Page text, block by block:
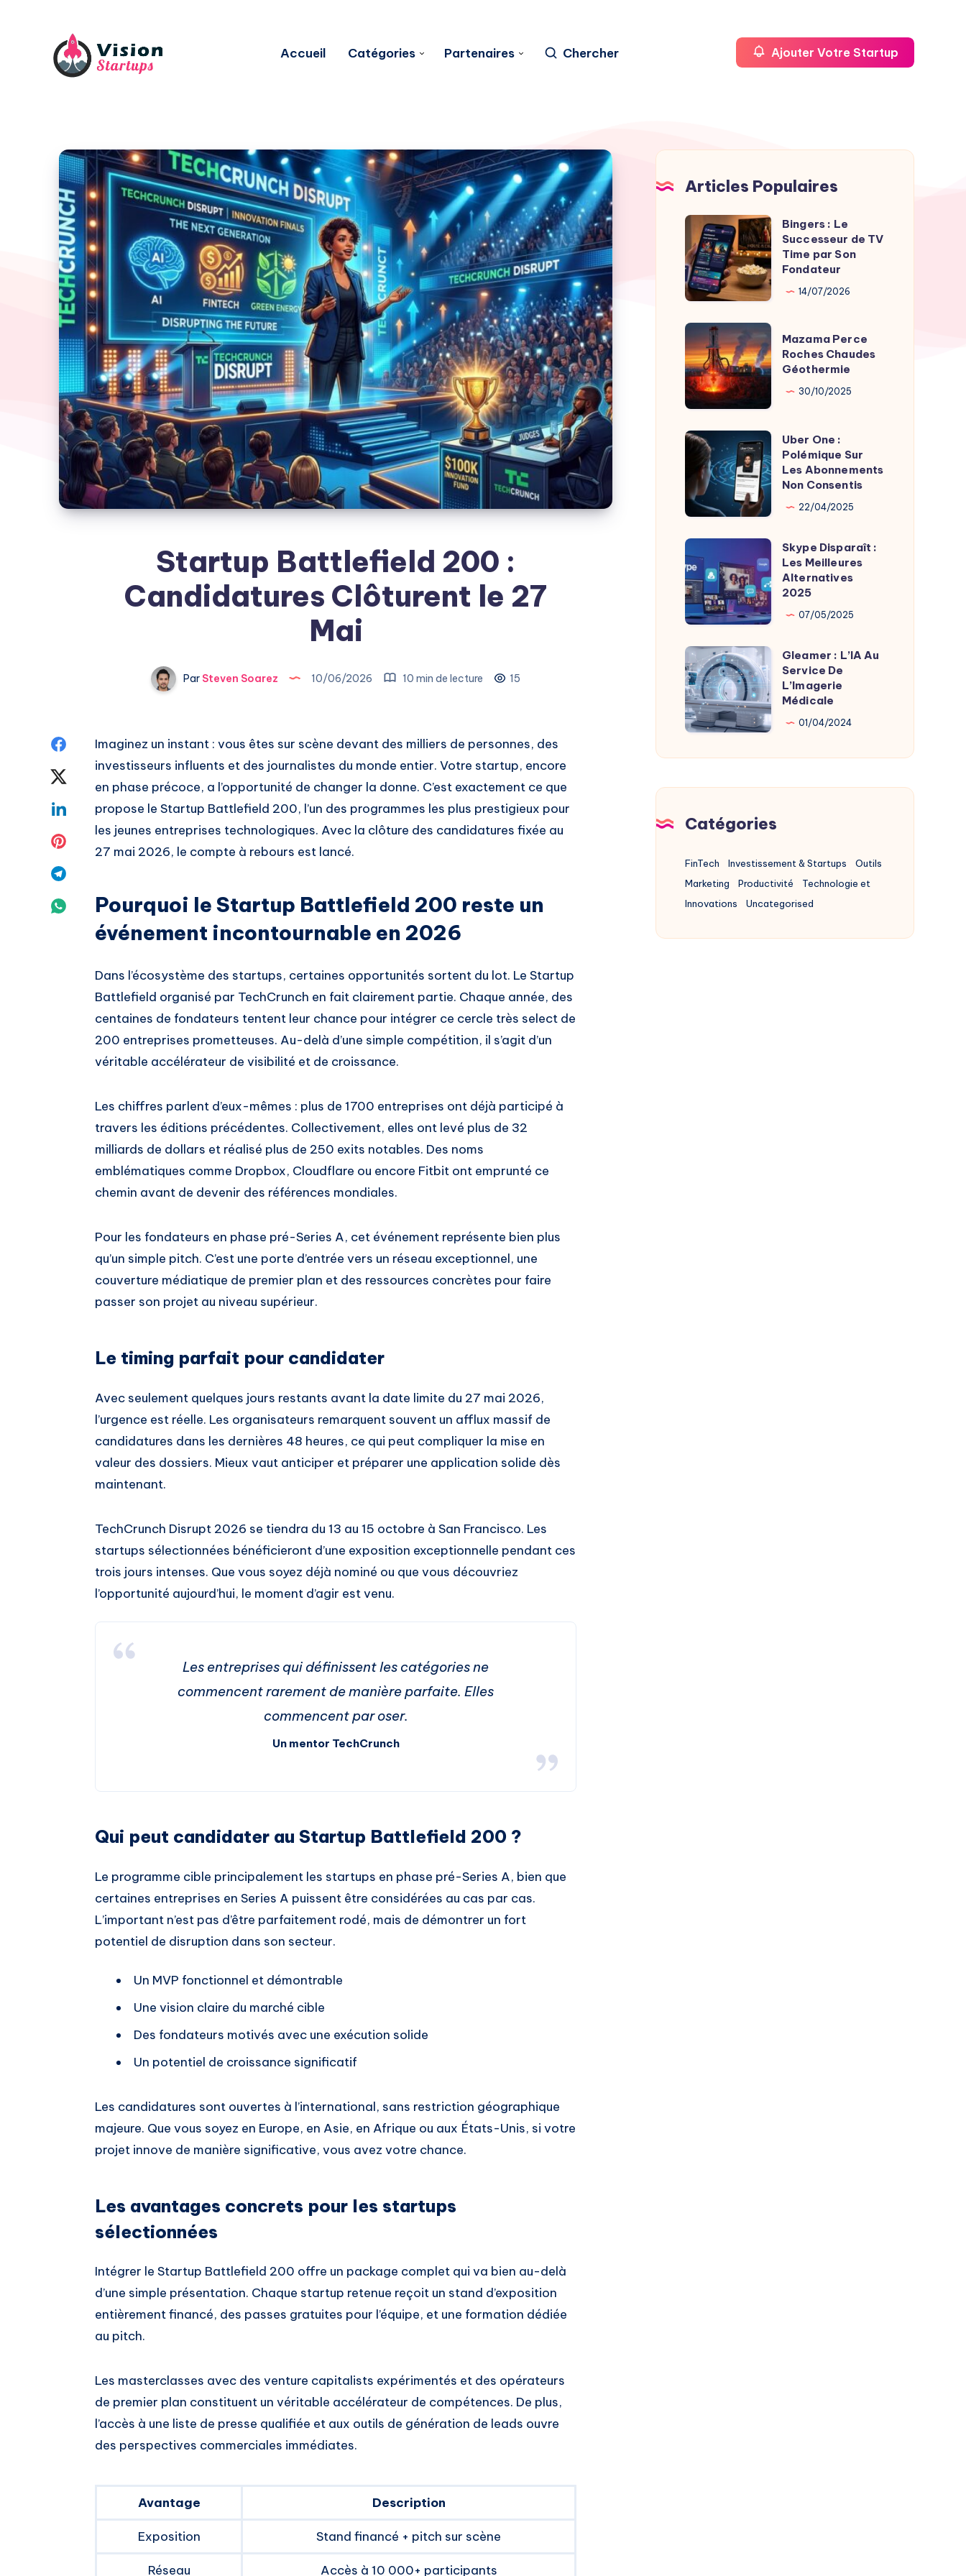
Accueil Catégories Partenaires Chercher Ajouter Votre Startup
Startup Battlefield 200 :
Candidatures Clôturent le 27
Mai
Par Steven Soarez 10/06/2026 10 min de lecture 15
Share
Twitter
Share
Pinterest
Telegram
Share
Imaginez un instant : vous êtes sur scène devant des milliers de personnes, des
investisseurs influents et des journalistes du monde entier. Votre startup, encore
en phase précoce, a l’opportunité de changer la donne. C’est exactement ce que
propose le Startup Battlefield 200, l’un des programmes les plus prestigieux pour
les jeunes entreprises technologiques. Avec la clôture des candidatures fixée au
27 mai 2026, le compte à rebours est lancé.
Pourquoi le Startup Battlefield 200 reste un
événement incontournable en 2026
Dans l’écosystème des startups, certaines opportunités sortent du lot. Le Startup
Battlefield organisé par TechCrunch en fait clairement partie. Chaque année, des
centaines de fondateurs tentent leur chance pour intégrer ce cercle très select de
200 entreprises prometteuses. Au-delà d’une simple compétition, il s’agit d’un
véritable accélérateur de visibilité et de croissance.
Les chiffres parlent d’eux-mêmes : plus de 1700 entreprises ont déjà participé à
travers les éditions précédentes. Collectivement, elles ont levé plus de 32
milliards de dollars et réalisé plus de 250 exits notables. Des noms
emblématiques comme Dropbox, Cloudflare ou encore Fitbit ont emprunté ce
chemin avant de devenir des références mondiales.
Pour les fondateurs en phase pré-Series A, cet événement représente bien plus
qu’un simple pitch. C’est une porte d’entrée vers un réseau exceptionnel, une
couverture médiatique de premier plan et des ressources concrètes pour faire
passer son projet au niveau supérieur.
Le timing parfait pour candidater
Avec seulement quelques jours restants avant la date limite du 27 mai 2026,
l’urgence est réelle. Les organisateurs remarquent souvent un afflux massif de
candidatures dans les dernières 48 heures, ce qui peut compliquer la mise en
valeur des dossiers. Mieux vaut anticiper et préparer une application solide dès
maintenant.
TechCrunch Disrupt 2026 se tiendra du 13 au 15 octobre à San Francisco. Les
startups sélectionnées bénéficieront d’une exposition exceptionnelle pendant ces
trois jours intenses. Que vous soyez déjà nominé ou que vous découvriez
l’opportunité aujourd’hui, le moment d’agir est venu.
Les entreprises qui définissent les catégories ne
commencent rarement de manière parfaite. Elles
commencent par oser.
Un mentor TechCrunch
Qui peut candidater au Startup Battlefield 200 ?
Le programme cible principalement les startups en phase pré-Series A, bien que
certaines entreprises en Series A puissent être considérées au cas par cas.
L’important n’est pas d’être parfaitement rodé, mais de démontrer un fort
potentiel de disruption dans son secteur.
Un MVP fonctionnel et démontrable
Une vision claire du marché cible
Des fondateurs motivés avec une exécution solide
Un potentiel de croissance significatif
Les candidatures sont ouvertes à l’international, sans restriction géographique
majeure. Que vous soyez en Europe, en Asie, en Afrique ou aux États-Unis, si votre
projet innove de manière significative, vous avez votre chance.
Les avantages concrets pour les startups
sélectionnées
Intégrer le Startup Battlefield 200 offre un package complet qui va bien au-delà
d’une simple présentation. Chaque startup retenue reçoit un stand d’exposition
entièrement financé, des passes gratuites pour l’équipe, et une formation dédiée
au pitch.
Les masterclasses avec des venture capitalists expérimentés et des opérateurs
de premier plan constituent un véritable accélérateur de compétences. De plus,
l’accès à une liste de presse qualifiée et aux outils de génération de leads ouvre
des perspectives commerciales immédiates.
Avantage Description
Exposition Stand financé + pitch sur scène
Réseau Accès à 10 000+ participants
Articles Populaires
Bingers
Le
Successeur
de
TV
Time
par
Son
Fondateur
Bingers : Le
Successeur de TV
Time par Son
Fondateur
14/07/2026
Mazama
Perce
Roches
Chaudes
Géothermie
Mazama Perce
Roches Chaudes
Géothermie
30/10/2025
Uber
One
Polémique
Sur
Les
Abonnements
Non
Consentis
Uber One :
Polémique Sur
Les Abonnements
Non Consentis
22/04/2025
Skype
Disparaît
:
Les
Meilleures
Alternatives
2025
Skype Disparaît :
Les Meilleures
Alternatives
2025
07/05/2025
Gleamer
:
L’IA
Au
Service
De
Gleamer : L’IA Au
Service De
L’Imagerie
Médicale
01/04/2024
Catégories
FinTech Investissement & Startups
Outils
Marketing
Productivité
Technologie et
Innovations
Uncategorised